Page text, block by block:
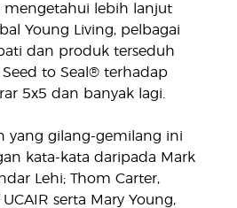
lebih lanjut
Young Living, pelbagai
dan produk terseduh
to Seal® terhadap
5x5 dan banyak lagi.
yang gilang-gemilang ini
kata-kata daripada Mark
Lehi; Thom Carter,
serta Mary Young,